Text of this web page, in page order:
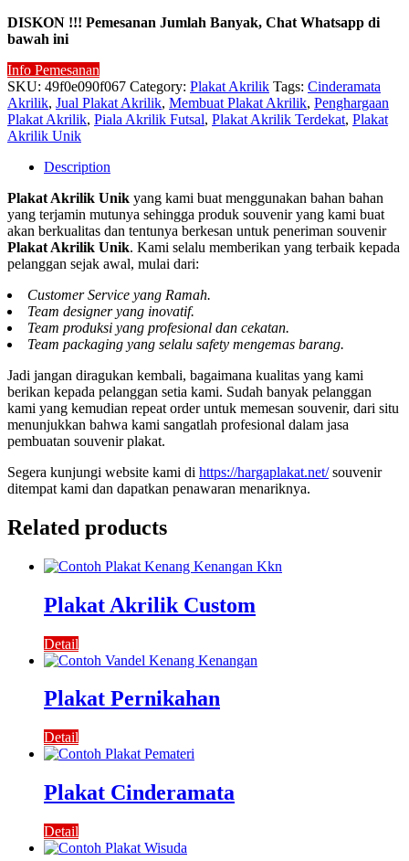
DISKON !!! Pemesanan Jumlah Banyak, Chat Whatsapp di
bawah ini
Info Pemesanan
SKU: 49f0e090f067 Category: Plakat Akrilik Tags: Cinderamata
Akrilik, Jual Plakat Akrilik, Membuat Plakat Akrilik, Penghargaan
Plakat Akrilik, Piala Akrilik Futsal, Plakat Akrilik Terdekat, Plakat
Akrilik Unik
Description
Plakat Akrilik Unik yang kami buat menggunakan bahan bahan
yang terjamin mutunya sehingga produk souvenir yang kami buat
akan berkualitas dan tentunya berkesan untuk peneriman souvenir
Plakat Akrilik Unik. Kami selalu memberikan yang terbaik kepada
pelanggan sejak awal, mulai dari:
Customer Service yang Ramah.
Team designer yang inovatif.
Team produksi yang profesional dan cekatan.
Team packaging yang selalu safety mengemas barang.
Jadi jangan diragukan kembali, bagaimana kualitas yang kami
berikan kepada pelanggan setia kami. Sudah banyak pelanggan
kami yang kemudian repeat order untuk memesan souvenir, dari situ
menunjukkan bahwa kami sangatlah profesional dalam jasa
pembuatan souvenir plakat.
Segera kunjungi website kami di https://hargaplakat.net/souvenir
ditempat kami dan dapatkan penawaran menariknya.
Related products
Plakat Akrilik Custom
Detail
Plakat Pernikahan
Detail
Plakat Cinderamata
Detail